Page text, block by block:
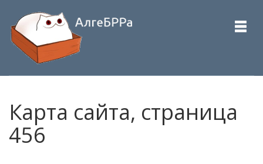
Карта сайта, страница
456